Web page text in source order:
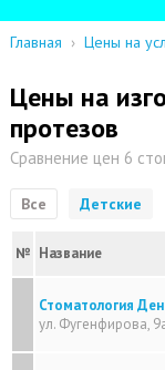
Главная › Цены на
Цены на
протезов
Сравнение цен 6
Все Детские
№ Название
Стоматология
ул. Фугенфирова,